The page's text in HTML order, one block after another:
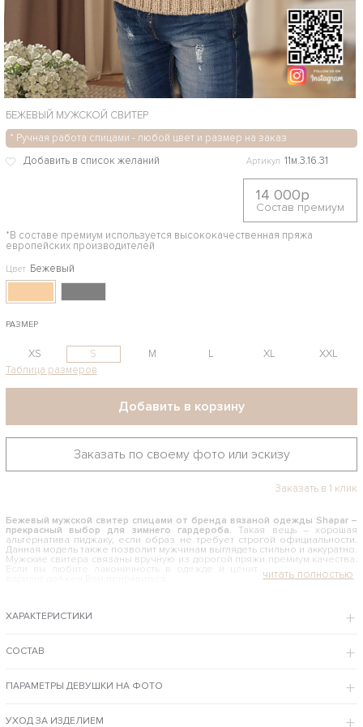
БЕЖЕВЫЙ МУЖСКОЙ СВИТЕР
* Ручная работа спицами - любой цвет и размер на заказ
Артикул 11м.3.16.31
14 000р
Состав премиум
*В составе премиум используется высококачественная пряжа
европейских производителей
Цвет Бежевый
РАЗМЕР
XS S M L XL
XXL
Таблица размеров
Добавить в корзину
Заказать по своему фото или эскизу
Заказать в 1 клик
Бежевый мужской свитер спицами от бренда вязаной одежды Shapar –
прекрасный выбор для зимнего гардероба. Такая вещь – хорошая
альтернатива пиджаку, если образ не требует строгой официальности.
Данная модель также позволит мужчинам выглядеть стильно и аккуратно.
Мужские свитера связаны вручную из дорогой пряжи премиум качества.
Если вы любите лаконичность в одежде и цените качество, то этот
Такую модель можно носить на голое тело. Также она хорошо смотрится
пуговицу расстегнуть. Брюки также могут быть свободными,
повседневными. Для создания же делового образа наденьте
ХАРАКТЕРИСТИКИ
СОСТАВ
ПАРАМЕТРЫ ДЕВУШКИ НА ФОТО
УХОД ЗА ИЗДЕЛИЕМ